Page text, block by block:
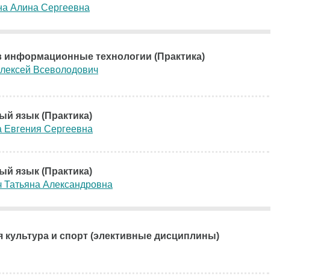
Алина Сергеевна
информационные технологии (Практика)
Всеволодович
язык (Практика)
Евгения Сергеевна
язык (Практика)
Татьяна Александровна
культура и спорт (элективные дисциплины)